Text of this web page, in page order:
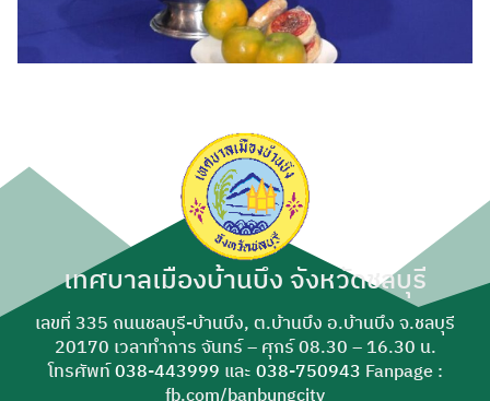
เทศบาลเมืองบ้านบึง จังหวัดชลบุรี
เลขที่ 335 ถนนชลบุรี-บ้านบึง, ต.บ้านบึง อ.บ้านบึง จ.ชลบุรี
20170 เวลาทำการ จันทร์ – ศุกร์ 08.30 – 16.30 น.
โทรศัพท์038-443999 และ 038-750943 Fanpage :
fb.com/banbungcity